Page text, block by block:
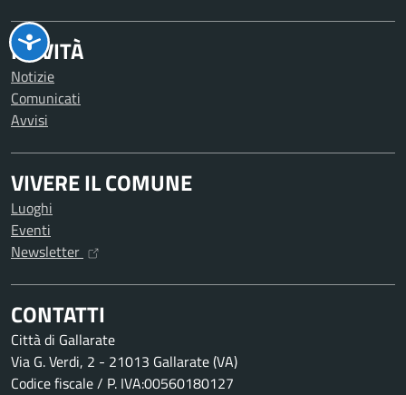
NOVITÀ
Notizie
Comunicati
Avvisi
VIVERE IL COMUNE
Luoghi
Eventi
Newsletter
CONTATTI
Città di Gallarate
Via G. Verdi, 2 - 21013 Gallarate (VA)
Codice fiscale / P. IVA:00560180127